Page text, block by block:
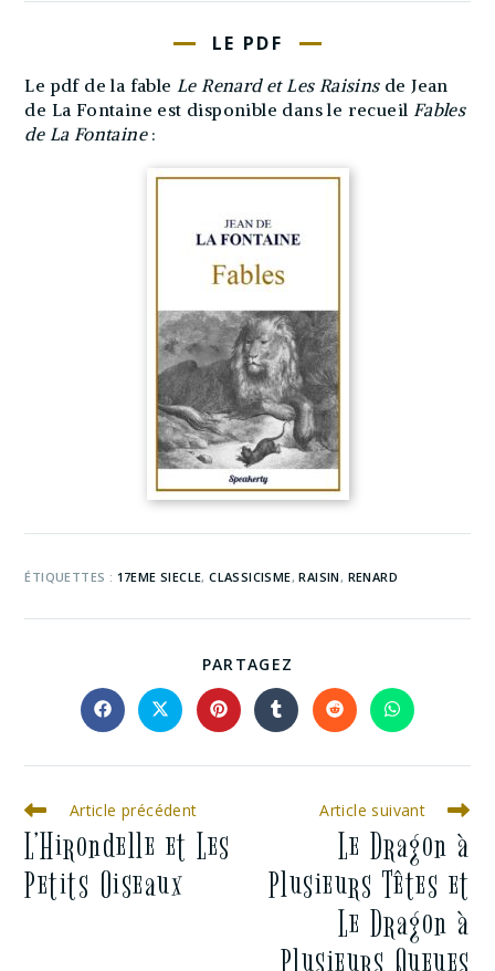
LE PDF
Le pdf de la fable Le Renard et Les Raisinsde Jean
de La Fontaine est disponible dans le recueil Fables
de La Fontaine:
ÉTIQUETTES : 17EME SIECLE, CLASSICISME, RAISIN , RENARD
PARTAGEZ
Article précédent
L’Hirondelle et Les
Petits Oiseaux
Article suivant
Le Dragon à
Plusieurs Têtes et
Le Dragon à